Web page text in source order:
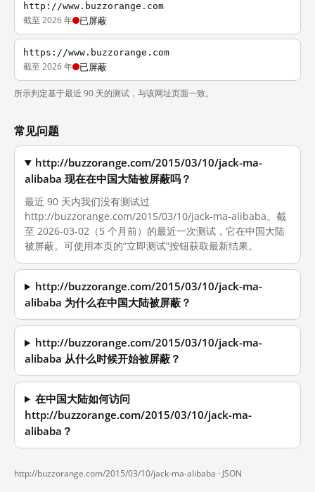
http://www.buzzorange.com
截至 2026 年 已屏蔽
https://www.buzzorange.com
截至 2026 年 已屏蔽
所示判定基于最近 90 天的测试，与该网址页面一致。
常见问题
http://buzzorange.com/2015/03/10/jack-ma-
alibaba 现在在中国大陆被屏蔽吗？
最近 90 天内我们没有测试过
http://buzzorange.com/2015/03/10/jack-ma-alibaba。截
至 2026-03-02（5 个月前）的最近一次测试，它在中国大陆
被屏蔽。可使用本页的“立即测试”按钮获取最新结果。
http://buzzorange.com/2015/03/10/jack-ma-
alibaba 为什么在中国大陆被屏蔽？
http://buzzorange.com/2015/03/10/jack-ma-
alibaba 从什么时候开始被屏蔽？
在中国大陆如何访问
http://buzzorange.com/2015/03/10/jack-ma-
alibaba？
http://buzzorange.com/2015/03/10/jack-ma-alibaba · JSON